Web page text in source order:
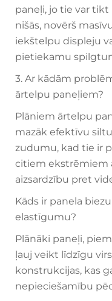
paneļi, jo tie var tikt
nišās, novērš
iekštelpu displeju
pietiekamu
3. Ar kādām
ārtelpu paneļiem?
Plāniem ārtelpu
mazāk efektīvu
zudumu, kad tie ir
citiem ekstrēmiem
aizsardzību pret
Kāds ir panela
elastīgumu?
Plānāki paneļi,
ļauj veikt līdzīgu
konstrukcijas, kas
nepieciešamību